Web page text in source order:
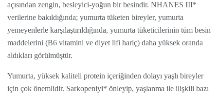
açısından zengin, besleyici-yoğun bir besindir. NHANES III*
verilerine bakıldığında; yumurta tüketen bireyler, yumurta
yemeyenlerle karşılaştırıldığında, yumurta tüketicilerinin tüm besin
maddelerini (B6 vitamini ve diyet lifi hariç) daha yüksek oranda
aldıkları görülmüştür.
Yumurta, yüksek kaliteli protein içeriğinden dolayı yaşlı bireyler
için çok önemlidir. Sarkopeniyi* önleyip, yaşlanma ile ilişkili bazı